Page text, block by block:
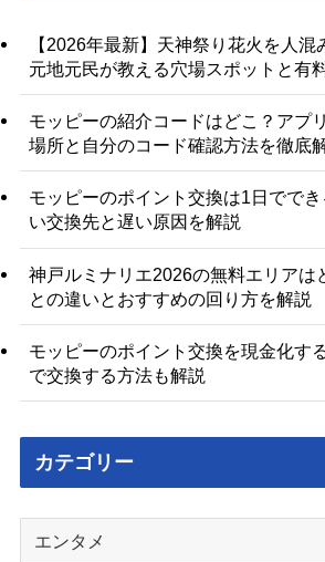
【2026年最新】天神祭り花火を人混
元地元民が教える穴場スポットと有
モッピーの紹介コードはどこ？アプ
場所と自分のコード確認方法を徹底
モッピーのポイント交換は1日でで
い交換先と遅い原因を解説
神戸ルミナリエ2026の無料エリアは
との違いとおすすめの回り方を解説
モッピーのポイント交換を現金化す
で交換する方法も解説
カテゴリー